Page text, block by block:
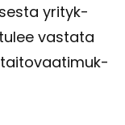
yri­tyk­
vas­ta­ta